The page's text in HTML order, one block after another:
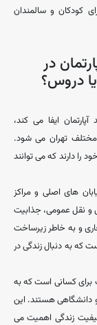
کودکان و سالمندان
در
ایفا می ‌کند،
تهران می‌ شود.
را دارند که می ‌توانند
های اصلی و مراکز
و نقل عمومی، جذابیت
و به خاطر زیرساخت
که به دنبال زندگی در
برای کسانی است که به
دانشگاهی هستند. این
زندگی اهمیت می‌